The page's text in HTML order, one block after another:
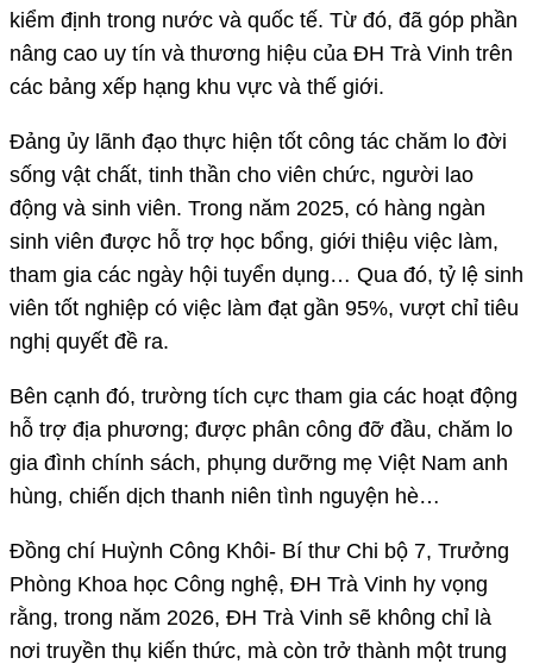
kiểm định trong nước và quốc tế. Từ đó, đã góp phần
nâng cao uy tín và thương hiệu của ĐH Trà Vinh trên
các bảng xếp hạng khu vực và thế giới.
Đảng ủy lãnh đạo thực hiện tốt công tác chăm lo đời
sống vật chất, tinh thần cho viên chức, người lao
động và sinh viên. Trong năm 2025, có hàng ngàn
sinh viên được hỗ trợ học bổng, giới thiệu việc làm,
tham gia các ngày hội tuyển dụng… Qua đó, tỷ lệ sinh
viên tốt nghiệp có việc làm đạt gần 95%, vượt chỉ tiêu
nghị quyết đề ra.
Bên cạnh đó, trường tích cực tham gia các hoạt động
hỗ trợ địa phương; được phân công đỡ đầu, chăm lo
gia đình chính sách, phụng dưỡng mẹ Việt Nam anh
hùng, chiến dịch thanh niên tình nguyện hè…
Đồng chí Huỳnh Công Khôi- Bí thư Chi bộ 7, Trưởng
Phòng Khoa học Công nghệ, ĐH Trà Vinh hy vọng
rằng, trong năm 2026, ĐH Trà Vinh sẽ không chỉ là
nơi truyền thụ kiến thức, mà còn trở thành một trung